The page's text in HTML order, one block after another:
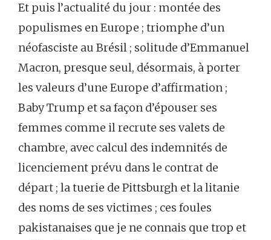
Et puis l’actualité du jour : montée des
populismes en Europe ; triomphe d’un
néofasciste au Brésil ; solitude d’Emmanuel
Macron, presque seul, désormais, à porter
les valeurs d’une Europe d’affirmation ;
Baby Trump et sa façon d’épouser ses
femmes comme il recrute ses valets de
chambre, avec calcul des indemnités de
licenciement prévu dans le contrat de
départ ; la tuerie de Pittsburgh et la litanie
des noms de ses victimes ; ces foules
pakistanaises que je ne connais que trop et